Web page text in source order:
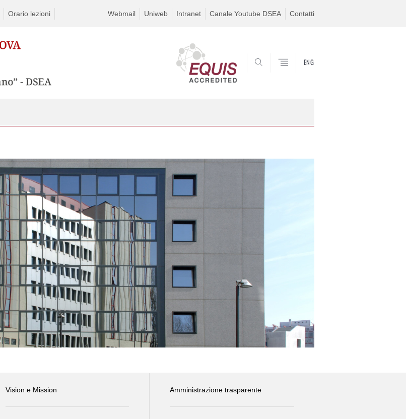
Orario lezioni Webmail Uniweb Intranet Canale Youtube DSEA Contatti
ENG
Vision e Mission Amministrazione trasparente